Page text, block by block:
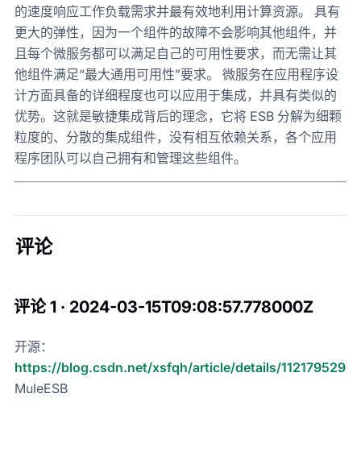
的速度响应工作负载需求并最有效地利用计算资源。 具有
更大的弹性，因为一个组件的故障不会影响其他组件，并
且每个微服务都可以满足自己的可用性要求，而无需让其
他组件满足“最大通用可用性”要求。 微服务在应用程序设
计方面具备的详细程度也可以应用于集成，并具有类似的
优势。这就是敏捷集成背后的理念，它将 ESB 分解为细颗
粒度的、分散的集成组件，没有相互依赖关系，各个应用
程序团队可以自己拥有和管理这些组件。
评论
评论 1 · 2024-03-15T09:08:57.778000Z
开源：
https://blog.csdn.net/xsfqh/article/details/112179529
MuleESB